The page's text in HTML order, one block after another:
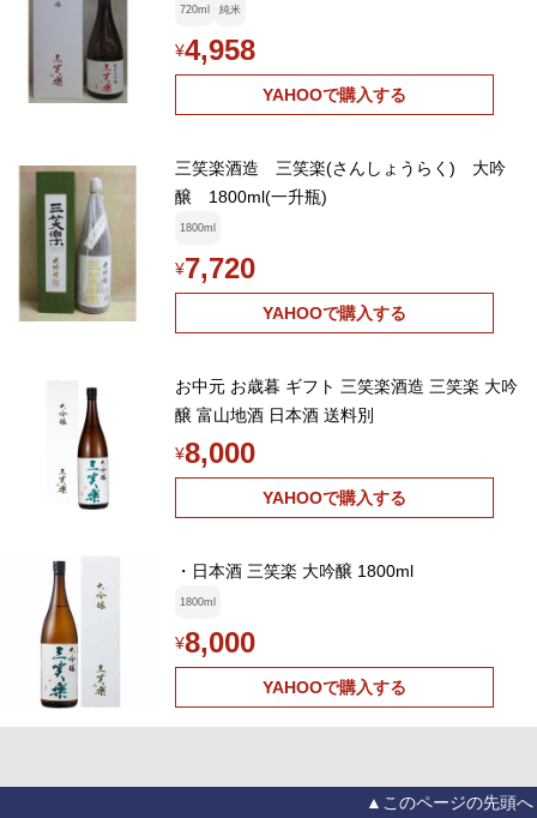
720ml 純米
¥4,958
YAHOOで購入する
三笑楽酒造 三笑楽(さんしょうらく) 大吟
醸 1800ml(一升瓶)
1800ml
¥7,720
YAHOOで購入する
お中元 お歳暮 ギフト 三笑楽酒造 三笑楽 大吟
醸 富山地酒 日本酒 送料別
¥8,000
YAHOOで購入する
・日本酒 三笑楽 大吟醸 1800ml
1800ml
¥8,000
YAHOOで購入する
▲このページの先頭へ